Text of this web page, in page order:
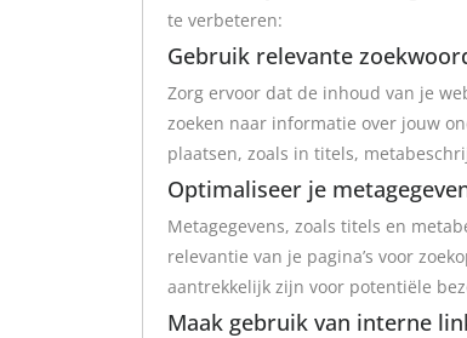
te verbeteren:
Gebruik relevante
Zorg ervoor dat de inhoud van je
zoeken naar informatie over jouw
plaatsen, zoals in titels,
Optimaliseer je
Metagegevens, zoals titels en
relevantie van je pagina’s voor
aantrekkelijk zijn voor potentiële
Maak gebruik van interne